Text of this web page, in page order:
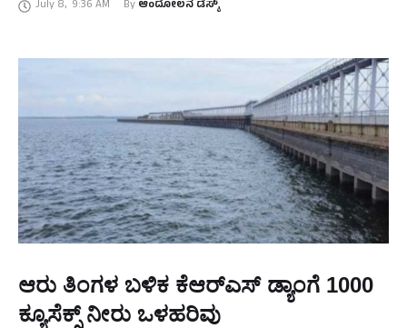
… July 8, 9:36 AM By ಆಂದೋಲನ ಡೆಸ್ಕ್
ಆರು ತಿಂಗಳ ಬಳಿಕ ಕೆಆರ್‌ಎಸ್‌ ಡ್ಯಾಂಗೆ 1000
ಕ್ಯೂಸೆಕ್ಸ್‌ ನೀರು ಒಳಹರಿವು